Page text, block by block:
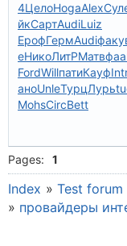
4ЦелоHogaAlex
йкСартAudiLuiz
ЕрофГермAudiфаку
еНикоЛитРМатв
FordWillпатиКауф
аноUnleТурцЛурь
MohsCircBett
Pages: 1
Index »Test forum
» провайдеры